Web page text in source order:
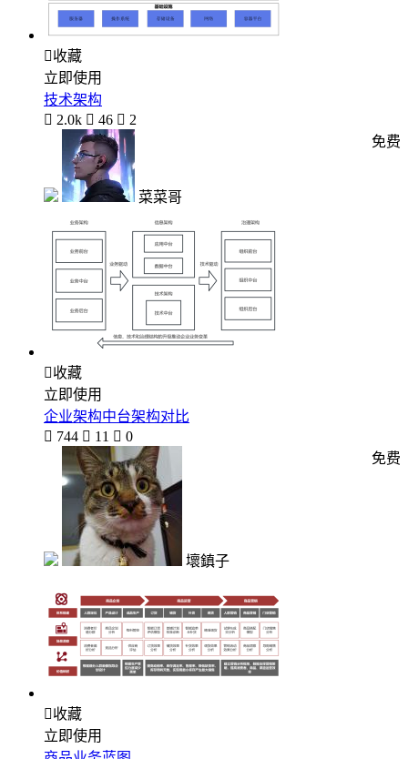
收藏
立即使用
技术架构
 2.0k  46  2
菜菜哥
免费
收藏
立即使用
企业架构中台架构对比
 744  11  0
壞鎮子
免费
收藏
立即使用